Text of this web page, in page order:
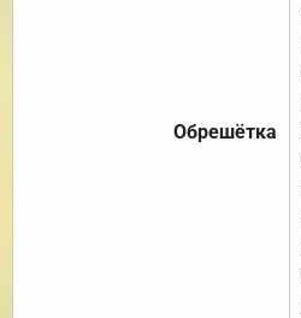
Обрешётка